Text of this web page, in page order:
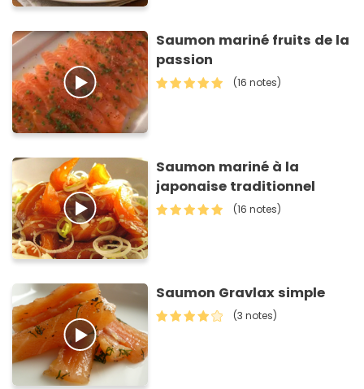
Saumon mariné fruits de la
passion
(16 notes)
Saumon mariné à la
japonaise traditionnel
(16 notes)
Saumon Gravlax simple
(3 notes)